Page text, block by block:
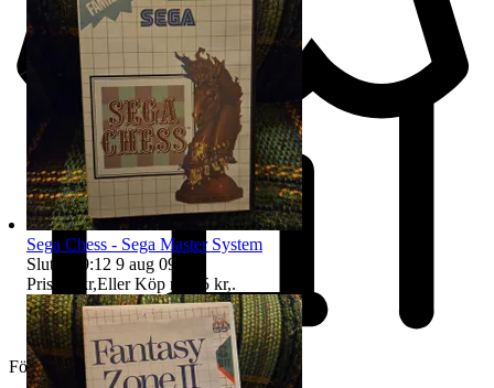
Företag
Sega Chess - Sega Master System
Sluttid
09:12 9 aug 09:12
Pris:
69 kr,Eller Köp nu 75 kr,.